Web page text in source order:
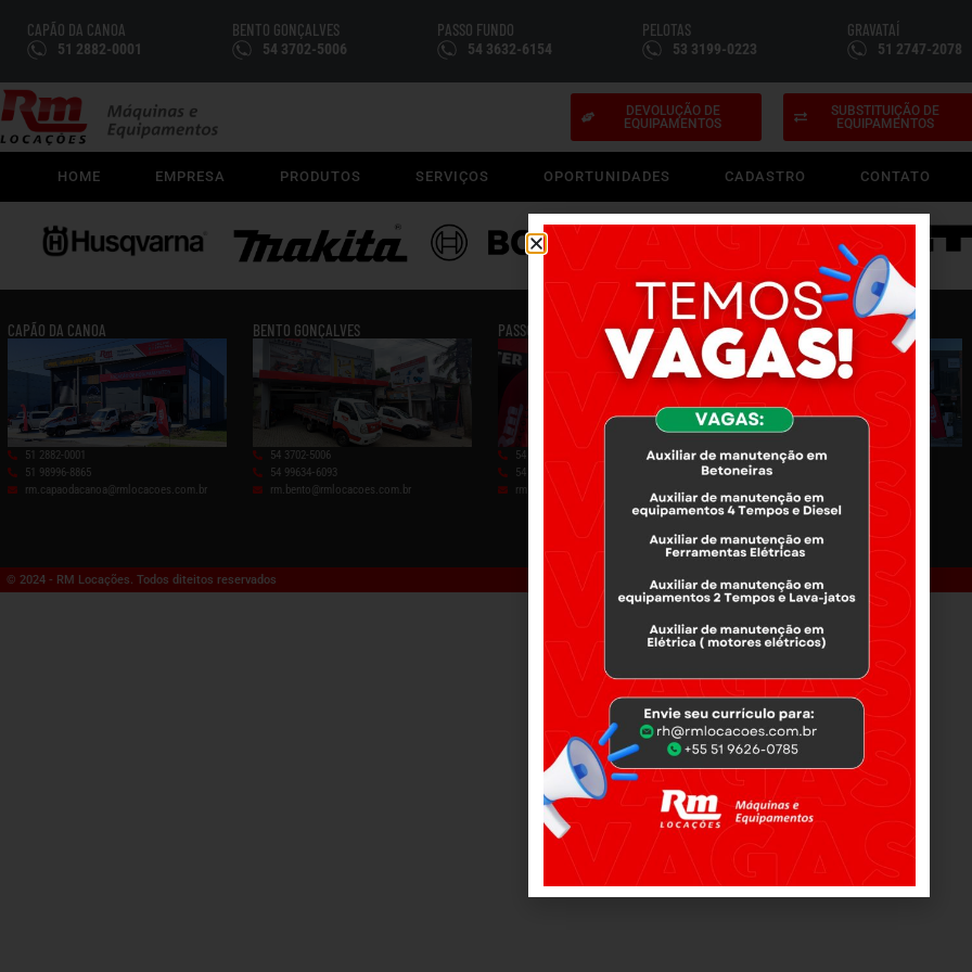
CAPÃO DA CANOA
51 2882-0001
BENTO GONÇALVES
54 3702-5006
PASSO FUNDO
54 3632-6154
PELOTAS
53 3199-0223
GRAVATAÍ
51 2747-2078
DEVOLUÇÃO DE
EQUIPAMENTOS
SUBSTITUIÇÃO DE
EQUIPAMENTOS
HOME EMPRESA PRODUTOS SERVIÇOS OPORTUNIDADES CADASTRO CONTATO
CAPÃO DA CANOA
51 2882-0001
51 98996-8865
rm.capaodacanoa@rmlocacoes.com.br
BENTO GONÇALVES
54 3702-5006
54 99634‑6093‬
rm.bento@rmlocacoes.com.br
PASSO FUNDO
54 3632-6154
54 99950-0052
rm.passofundo@rmlocacoes.com.br
PELOTAS
53 3199-0223
53 99704-5635
4567 891011
© 2024 - RM Locações. Todos diteitos reservados